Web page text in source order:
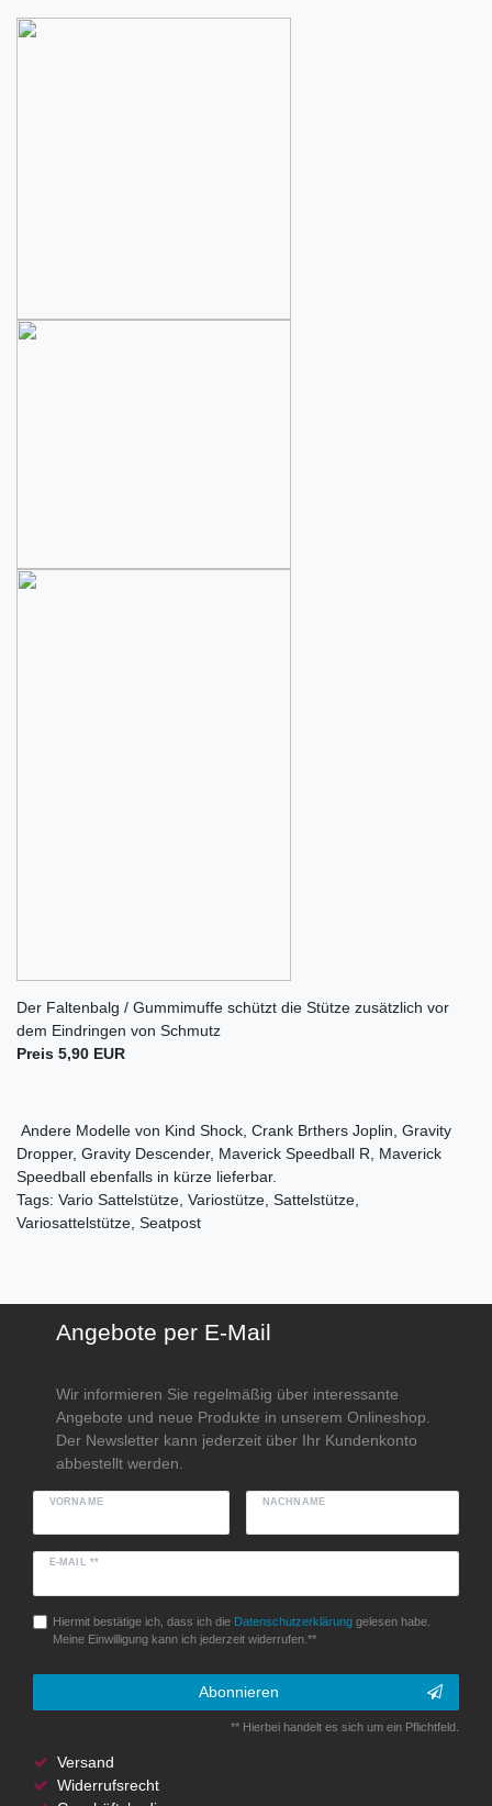
Der Faltenbalg / Gummimuffe schützt die Stütze zusätzlich vor
dem Eindringen von Schmutz
Preis 5,90 EUR
Andere Modelle von Kind Shock, Crank Brthers Joplin, Gravity
Dropper, Gravity Descender, Maverick Speedball R, Maverick
Speedball ebenfalls in kürze lieferbar.
Tags: Vario Sattelstütze, Variostütze, Sattelstütze,
Variosattelstütze, Seatpost
Angebote per E-Mail
Wir informieren Sie regelmäßig über interessante
Angebote und neue Produkte in unserem Onlineshop.
Der Newsletter kann jederzeit über Ihr Kundenkonto
abbestellt werden.
VORNAME NACHNAME
E-MAIL **
Hiermit bestätige ich, dass ich die Daten­schutz­erklärunggelesen habe.
Meine Einwilligung kann ich jederzeit widerrufen.**
Abonnieren
** Hierbei handelt es sich um ein Pflichtfeld.
Versand
Widerrufsrecht